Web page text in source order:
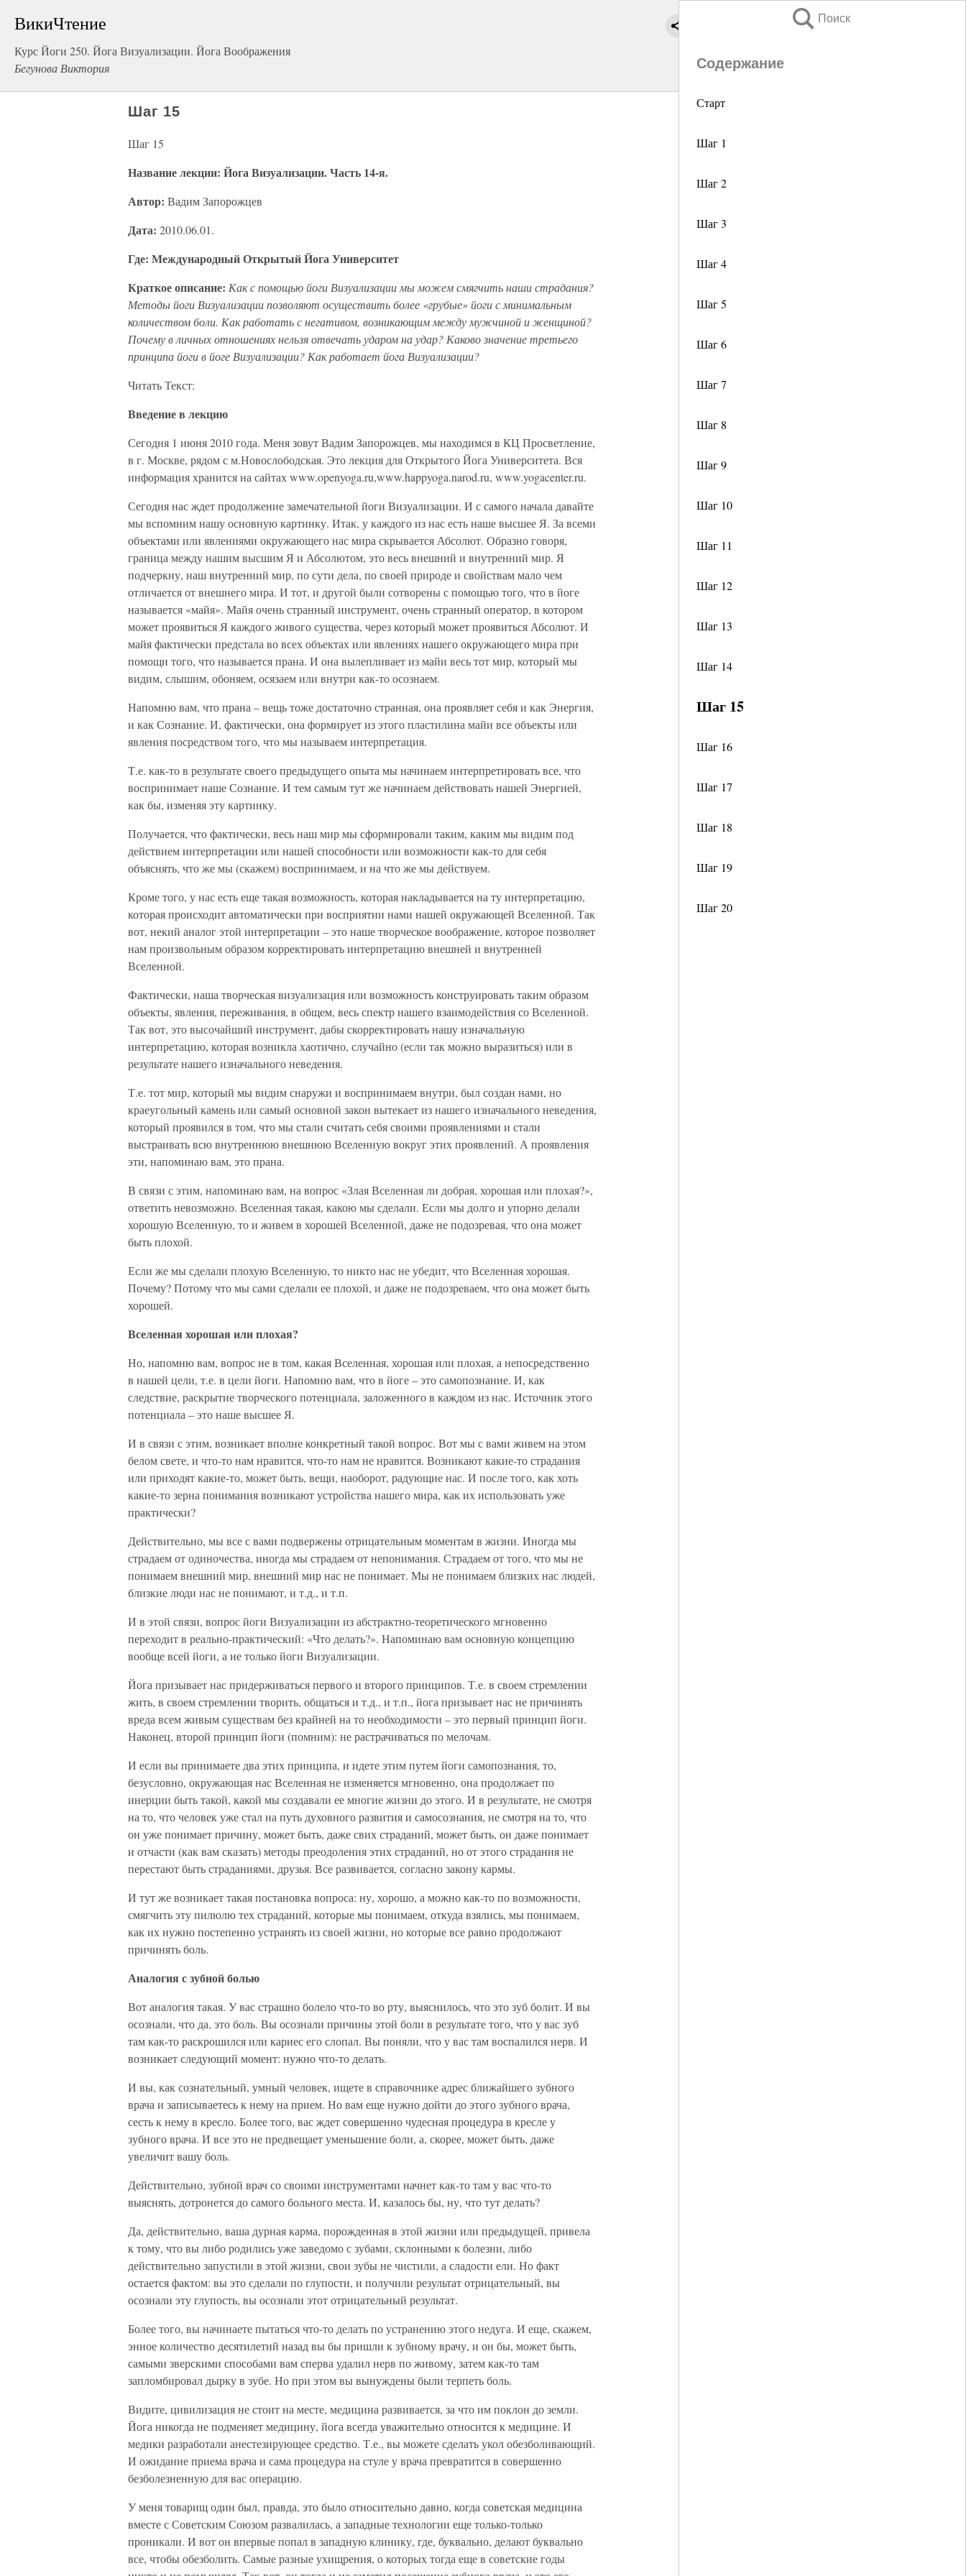
ВикиЧтение
Курс Йоги 250. Йога Визуализации. Йога Воображения
Бегунова Виктория
Поиск
Содержание
Старт
Шаг 1
Шаг 2
Шаг 3
Шаг 4
Шаг 5
Шаг 6
Шаг 7
Шаг 8
Шаг 9
Шаг 10
Шаг 11
Шаг 12
Шаг 13
Шаг 14
Шаг 15
Шаг 16
Шаг 17
Шаг 18
Шаг 19
Шаг 20
Шаг 15
Шаг 15
Название лекции: Йога Визуализации. Часть 14-я.
Автор: Вадим Запорожцев
Дата: 2010.06.01.
Где: Международный Открытый Йога Университет
Краткое описание: Как с помощью йоги Визуализации мы можем смягчить наши страдания?
Методы йоги Визуализации позволяют осуществить более «грубые» йоги с минимальным
количеством боли. Как работать с негативом, возникающим между мужчиной и женщиной?
Почему в личных отношениях нельзя отвечать ударом на удар? Каково значение третьего
принципа йоги в йоге Визуализации? Как работает йога Визуализации?
Читать Текст:
Введение в лекцию
Сегодня 1 июня 2010 года. Меня зовут Вадим Запорожцев, мы находимся в КЦ Просветление,
в г. Москве, рядом с м.Новослободская. Это лекция для Открытого Йога Университета. Вся
информация хранится на сайтах www.openyoga.ru,www.happyoga.narod.ru, www.yogacenter.ru.
Сегодня нас ждет продолжение замечательной йоги Визуализации. И с самого начала давайте
мы вспомним нашу основную картинку. Итак, у каждого из нас есть наше высшее Я. За всеми
объектами или явлениями окружающего нас мира скрывается Абсолют. Образно говоря,
граница между нашим высшим Я и Абсолютом, это весь внешний и внутренний мир. Я
подчеркну, наш внутренний мир, по сути дела, по своей природе и свойствам мало чем
отличается от внешнего мира. И тот, и другой были сотворены с помощью того, что в йоге
называется «майя». Майя очень странный инструмент, очень странный оператор, в котором
может проявиться Я каждого живого существа, через который может проявиться Абсолют. И
майя фактически предстала во всех объектах или явлениях нашего окружающего мира при
помощи того, что называется прана. И она вылепливает из майи весь тот мир, который мы
видим, слышим, обоняем, осязаем или внутри как-то осознаем.
Напомню вам, что прана – вещь тоже достаточно странная, она проявляет себя и как Энергия,
и как Сознание. И, фактически, она формирует из этого пластилина майи все объекты или
явления посредством того, что мы называем интерпретация.
Т.е. как-то в результате своего предыдущего опыта мы начинаем интерпретировать все, что
воспринимает наше Сознание. И тем самым тут же начинаем действовать нашей Энергией,
как бы, изменяя эту картинку.
Получается, что фактически, весь наш мир мы сформировали таким, каким мы видим под
действием интерпретации или нашей способности или возможности как-то для себя
объяснять, что же мы (скажем) воспринимаем, и на что же мы действуем.
Кроме того, у нас есть еще такая возможность, которая накладывается на ту интерпретацию,
которая происходит автоматически при восприятии нами нашей окружающей Вселенной. Так
вот, некий аналог этой интерпретации – это наше творческое воображение, которое позволяет
нам произвольным образом корректировать интерпретацию внешней и внутренней
Вселенной.
Фактически, наша творческая визуализация или возможность конструировать таким образом
объекты, явления, переживания, в общем, весь спектр нашего взаимодействия со Вселенной.
Так вот, это высочайший инструмент, дабы скорректировать нашу изначальную
интерпретацию, которая возникла хаотично, случайно (если так можно выразиться) или в
результате нашего изначального неведения.
Т.е. тот мир, который мы видим снаружи и воспринимаем внутри, был создан нами, но
краеугольный камень или самый основной закон вытекает из нашего изначального неведения,
который проявился в том, что мы стали считать себя своими проявлениями и стали
выстраивать всю внутреннюю внешнюю Вселенную вокруг этих проявлений. А проявления
эти, напоминаю вам, это прана.
В связи с этим, напоминаю вам, на вопрос «Злая Вселенная ли добрая, хорошая или плохая?»,
ответить невозможно. Вселенная такая, какою мы сделали. Если мы долго и упорно делали
хорошую Вселенную, то и живем в хорошей Вселенной, даже не подозревая, что она может
быть плохой.
Если же мы сделали плохую Вселенную, то никто нас не убедит, что Вселенная хорошая.
Почему? Потому что мы сами сделали ее плохой, и даже не подозреваем, что она может быть
хорошей.
Вселенная хорошая или плохая?
Но, напомню вам, вопрос не в том, какая Вселенная, хорошая или плохая, а непосредственно
в нашей цели, т.е. в цели йоги. Напомню вам, что в йоге – это самопознание. И, как
следствие, раскрытие творческого потенциала, заложенного в каждом из нас. Источник этого
потенциала – это наше высшее Я.
И в связи с этим, возникает вполне конкретный такой вопрос. Вот мы с вами живем на этом
белом свете, и что-то нам нравится, что-то нам не нравится. Возникают какие-то страдания
или приходят какие-то, может быть, вещи, наоборот, радующие нас. И после того, как хоть
какие-то зерна понимания возникают устройства нашего мира, как их использовать уже
практически?
Действительно, мы все с вами подвержены отрицательным моментам в жизни. Иногда мы
страдаем от одиночества, иногда мы страдаем от непонимания. Страдаем от того, что мы не
понимаем внешний мир, внешний мир нас не понимает. Мы не понимаем близких нас людей,
близкие люди нас не понимают, и т.д., и т.п.
И в этой связи, вопрос йоги Визуализации из абстрактно-теоретического мгновенно
переходит в реально-практический: «Что делать?». Напоминаю вам основную концепцию
вообще всей йоги, а не только йоги Визуализации.
Йога призывает нас придерживаться первого и второго принципов. Т.е. в своем стремлении
жить, в своем стремлении творить, общаться и т.д., и т.п., йога призывает нас не причинять
вреда всем живым существам без крайней на то необходимости – это первый принцип йоги.
Наконец, второй принцип йоги (помним): не растрачиваться по мелочам.
И если вы принимаете два этих принципа, и идете этим путем йоги самопознания, то,
безусловно, окружающая нас Вселенная не изменяется мгновенно, она продолжает по
инерции быть такой, какой мы создавали ее многие жизни до этого. И в результате, не смотря
на то, что человек уже стал на путь духовного развития и самосознания, не смотря на то, что
он уже понимает причину, может быть, даже свих страданий, может быть, он даже понимает
и отчасти (как вам сказать) методы преодоления этих страданий, но от этого страдания не
перестают быть страданиями, друзья. Все развивается, согласно закону кармы.
И тут же возникает такая постановка вопроса: ну, хорошо, а можно как-то по возможности,
смягчить эту пилюлю тех страданий, которые мы понимаем, откуда взялись, мы понимаем,
как их нужно постепенно устранять из своей жизни, но которые все равно продолжают
причинять боль.
Аналогия с зубной болью
Вот аналогия такая. У вас страшно болело что-то во рту, выяснилось, что это зуб болит. И вы
осознали, что да, это боль. Вы осознали причины этой боли в результате того, что у вас зуб
там как-то раскрошился или кариес его слопал. Вы поняли, что у вас там воспалился нерв. И
возникает следующий момент: нужно что-то делать.
И вы, как сознательный, умный человек, ищете в справочнике адрес ближайшего зубного
врача и записываетесь к нему на прием. Но вам еще нужно дойти до этого зубного врача,
сесть к нему в кресло. Более того, вас ждет совершенно чудесная процедура в кресле у
зубного врача. И все это не предвещает уменьшение боли, а, скорее, может быть, даже
увеличит вашу боль.
Действительно, зубной врач со своими инструментами начнет как-то там у вас что-то
выяснять, дотронется до самого больного места. И, казалось бы, ну, что тут делать?
Да, действительно, ваша дурная карма, порожденная в этой жизни или предыдущей, привела
к тому, что вы либо родились уже заведомо с зубами, склонными к болезни, либо
действительно запустили в этой жизни, свои зубы не чистили, а сладости ели. Но факт
остается фактом: вы это сделали по глупости, и получили результат отрицательный, вы
осознали эту глупость, вы осознали этот отрицательный результат.
Более того, вы начинаете пытаться что-то делать по устранению этого недуга. И еще, скажем,
энное количество десятилетий назад вы бы пришли к зубному врачу, и он бы, может быть,
самыми зверскими способами вам сперва удалил нерв по живому, затем как-то там
запломбировал дырку в зубе. Но при этом вы вынуждены были терпеть боль.
Видите, цивилизация не стоит на месте, медицина развивается, за что им поклон до земли.
Йога никогда не подменяет медицину, йога всегда уважительно относится к медицине. И
медики разработали анестезирующее средство. Т.е., вы можете сделать укол обезболивающий.
И ожидание приема врача и сама процедура на стуле у врача превратится в совершенно
безболезненную для вас операцию.
У меня товарищ один был, правда, это было относительно давно, когда советская медицина
вместе с Советским Союзом развалилась, а западные технологии еще только-только
проникали. И вот он впервые попал в западную клинику, где, буквально, делают буквально
все, чтобы обезболить. Самые разные ухищрения, о которых тогда еще в советские годы